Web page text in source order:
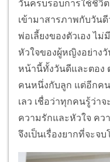
วันครบรอบการใช้ชีวิ
เข้ามาสารภาพกับวัน
พ่อเลี้ยงของตัวเอง ไ
หัวใจของผู้หญิงอย่าง
หน้านี้ทั้งวันดีและตอง
คนหนึ่งกับลูก แต่อีกค
เลว เชื่อว่าทุกคนรู้ว่า
ความรักและหัวใจ ค
จึงเป็นเรื่องยากที่จะจ